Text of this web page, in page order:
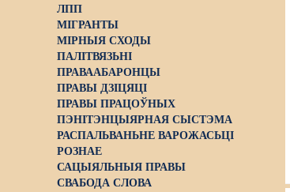
ЛПП
МІГРАНТЫ
МІРНЫЯ СХОДЫ
ПАЛІТВЯЗЬНІ
ПРАВААБАРОНЦЫ
ПРАВЫ ДЗІЦЯЦІ
ПРАВЫ ПРАЦОЎНЫХ
ПЭНІТЭНЦЫЯРНАЯ СЫСТЭМА
РАСПАЛЬВАНЬНЕ ВАРОЖАСЬЦІ
РОЗНАЕ
САЦЫЯЛЬНЫЯ ПРАВЫ
СВАБОДА СЛОВА